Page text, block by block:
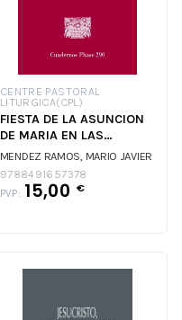
CENTRE PASTORAL
LITURGICA(CPL)
FIESTA DE LA ASUNCION
DE MARIA EN LAS
LITURGIAS
OCCIDENTALES
MENDEZ RAMOS, MARIO JAVIER
9788491657378
PVP: 15,00 €